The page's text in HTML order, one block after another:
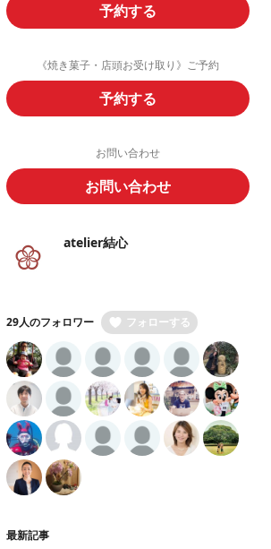
予約する
《焼き菓子・店頭お受け取り》ご予約
予約する
お問い合わせ
お問い合わせ
atelier結心
29人のフォロワー フォローする
最新記事